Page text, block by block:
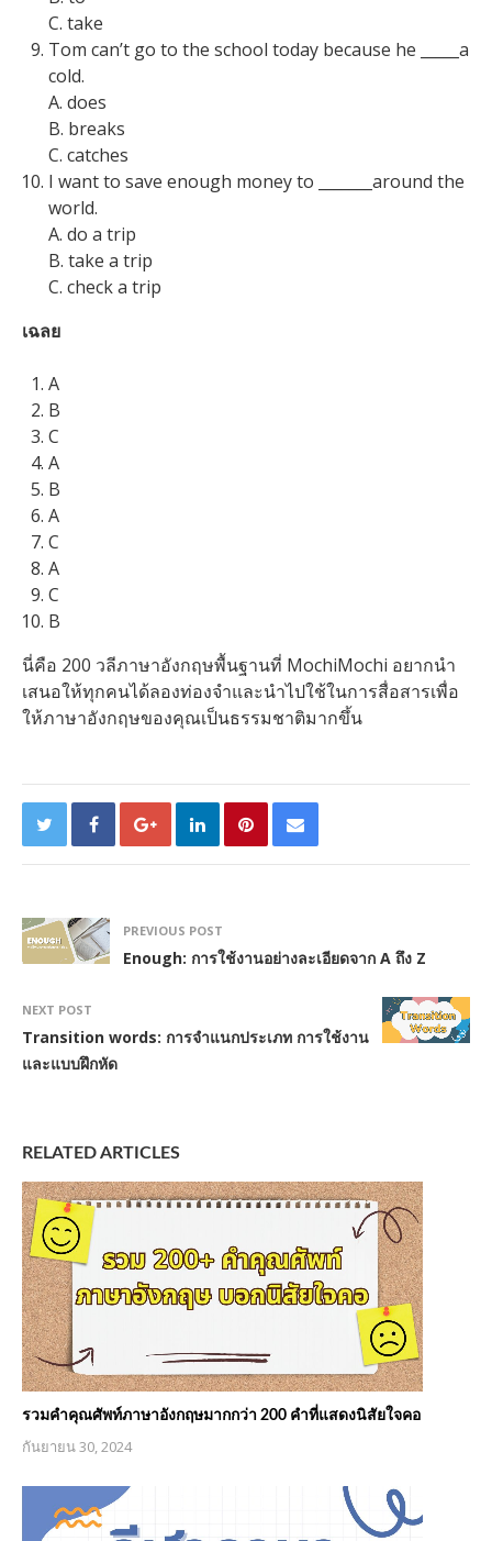
C. take
Tom can’t go to the school today because he _____a
cold.
A. does
B. breaks
C. catches
I want to save enough money to _______around the
world.
A. do a trip
B. take a trip
C. check a trip
เฉลย
A
B
C
A
B
A
C
A
C
B
นี่คือ 200 วลีภาษาอังกฤษพื้นฐานที่ MochiMochi อยากนำ
เสนอให้ทุกคนได้ลองท่องจำและนำไปใช้ในการสื่อสารเพื่อ
ให้ภาษาอังกฤษของคุณเป็นธรรมชาติมากขึ้น
PREVIOUS POST
Enough: การใช้งานอย่างละเอียดจาก A ถึง Z
NEXT POST
Transition words: การจำแนกประเภท การใช้งาน
และแบบฝึกหัด
RELATED ARTICLES
รวมคำคุณศัพท์ภาษาอังกฤษมากกว่า 200 คำที่แสดงนิสัยใจคอ
กันยายน 30, 2024